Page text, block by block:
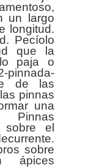
un largo
longitud.
Pecíolo
que la
paja o
de las
pinnas
una
Pinnas
sobre el
sobre
ápices